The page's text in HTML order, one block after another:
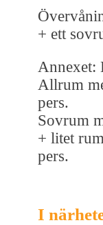
+ ett
Annexet:
Allrum
pers.
Sovrum
+ litet
pers.
I